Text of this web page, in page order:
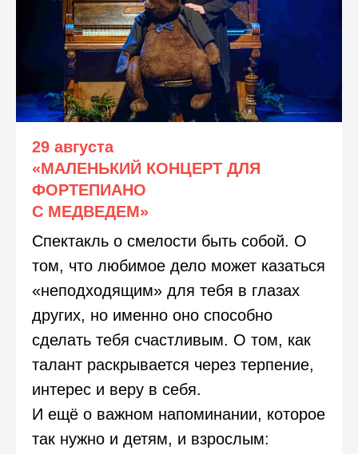
29 августа
«МАЛЕНЬКИЙ КОНЦЕРТ ДЛЯ
ФОРТЕПИАНО
С МЕДВЕДЕМ»
Спектакль о смелости быть собой. О
том, что любимое дело может казаться
«неподходящим» для тебя в глазах
других, но именно оно способно
сделать тебя счастливым. О том, как
талант раскрывается через терпение,
интерес и веру в себя.
И ещё о важном напоминании, которое
так нужно и детям, и взрослым: